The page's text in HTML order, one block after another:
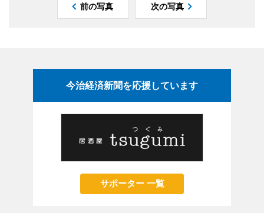
前の写真 次の写真
今治経済新聞を応援しています
サポーター 一覧